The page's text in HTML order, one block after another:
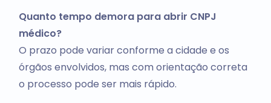
Quanto tempo demora para abrir CNPJ
médico?
O prazo pode variar conforme a cidade e os
órgãos envolvidos, mas com orientação correta
o processo pode ser mais rápido.